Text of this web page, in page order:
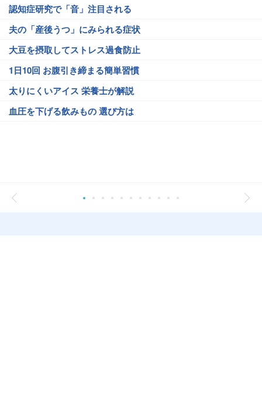
認知症研究で「音」注目される
夫の「産後うつ」にみられる症状
大豆を摂取してストレス過食防止
1日10回 お腹引き締まる簡単習慣
太りにくいアイス 栄養士が解説
血圧を下げる飲みもの 選び方は